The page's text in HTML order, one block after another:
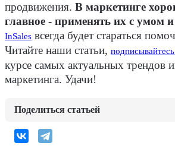
продвижения. В маркетинге
главное - применять их с умом и
InSales всегда будет стараться
Читайте наши статьи,
курсе самых актуальных трендов
маркетинга. Удачи!
Поделиться статьей